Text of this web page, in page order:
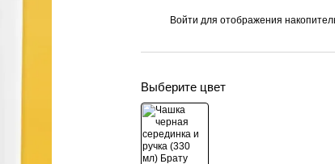
Войти для отображения
Выберите цвет